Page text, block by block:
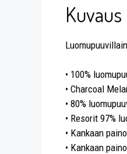
Kuvaus
• 100%
• Charcoal
• 80%
• Resorit 97%
• Kankaan
• Kankaan